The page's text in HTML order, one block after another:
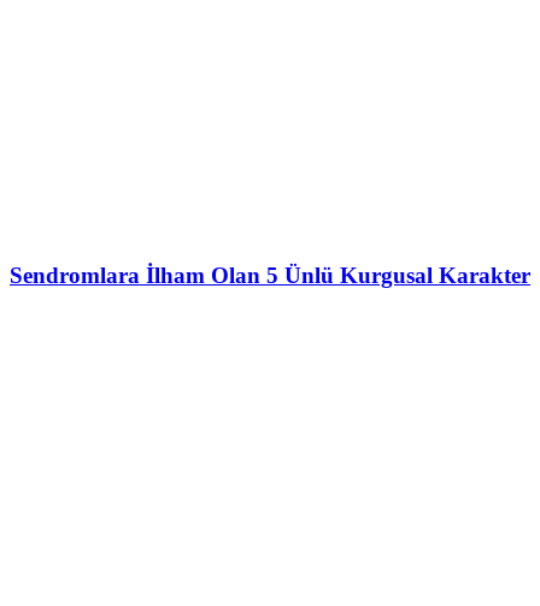
Sendromlara İlham Olan 5 Ünlü Kurgusal Karakter